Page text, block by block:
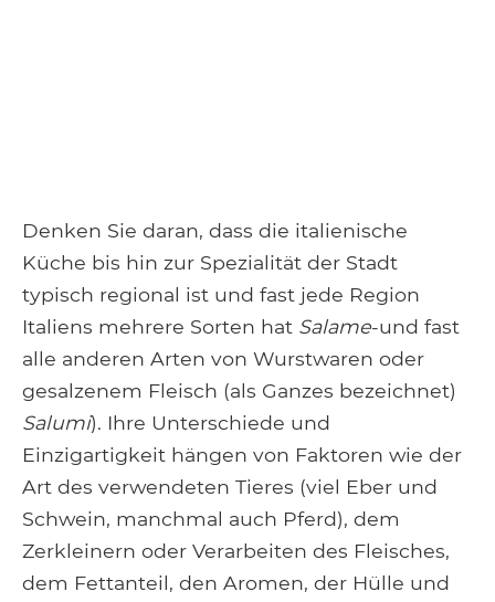
Denken Sie daran, dass die italienische
Küche bis hin zur Spezialität der Stadt
typisch regional ist und fast jede Region
Italiens mehrere Sorten hat Salame-und fast
alle anderen Arten von Wurstwaren oder
gesalzenem Fleisch (als Ganzes bezeichnet)
Salumi). Ihre Unterschiede und
Einzigartigkeit hängen von Faktoren wie der
Art des verwendeten Tieres (viel Eber und
Schwein, manchmal auch Pferd), dem
Zerkleinern oder Verarbeiten des Fleisches,
dem Fettanteil, den Aromen, der Hülle und